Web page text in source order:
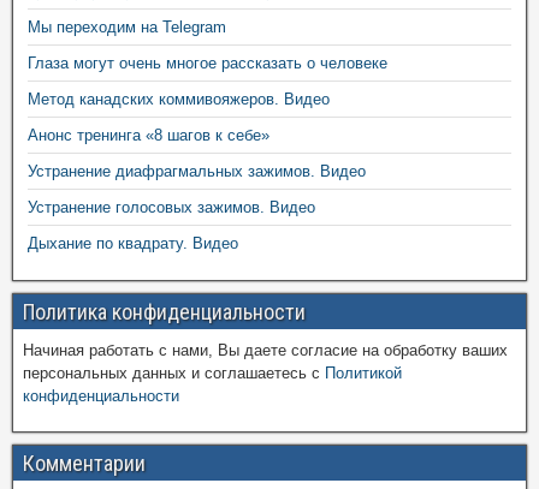
Мы переходим на Telegram
Глаза могут очень многое рассказать о человеке
Метод канадских коммивояжеров. Видео
Анонс тренинга «8 шагов к себе»
Устранение диафрагмальных зажимов. Видео
Устранение голосовых зажимов. Видео
Дыхание по квадрату. Видео
Политика конфиденциальности
Начиная работать с нами, Вы даете согласие на обработку ваших
персональных данных и соглашаетесь с Политикой
конфиденциальности
Комментарии